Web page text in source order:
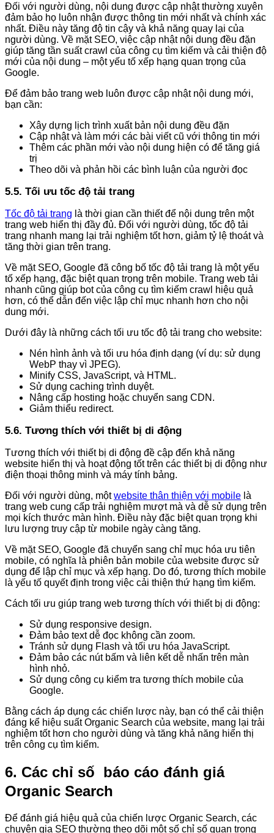
Đối với người dùng, nội dung được cập nhật thường xuyên
đảm bảo họ luôn nhận được thông tin mới nhất và chính xác
nhất. Điều này tăng độ tin cậy và khả năng quay lại của
người dùng. Về mặt SEO, việc cập nhật nội dung đều đặn
giúp tăng tần suất crawl của công cụ tìm kiếm và cải thiện độ
mới của nội dung – một yếu tố xếp hạng quan trọng của
Google.
Để đảm bảo trang web luôn được cập nhật nội dung mới,
bạn cần:
Xây dựng lịch trình xuất bản nội dung đều đặn
Cập nhật và làm mới các bài viết cũ với thông tin mới
Thêm các phần mới vào nội dung hiện có để tăng giá
trị
Theo dõi và phản hồi các bình luận của người đọc
5.5. Tối ưu tốc độ tải trang
Tốc độ tải trang là thời gian cần thiết để nội dung trên một
trang web hiển thị đầy đủ. Đối với người dùng, tốc độ tải
trang nhanh mang lại trải nghiệm tốt hơn, giảm tỷ lệ thoát và
tăng thời gian trên trang.
Về mặt SEO, Google đã công bố tốc độ tải trang là một yếu
tố xếp hạng, đặc biệt quan trọng trên mobile. Trang web tải
nhanh cũng giúp bot của công cụ tìm kiếm crawl hiệu quả
hơn, có thể dẫn đến việc lập chỉ mục nhanh hơn cho nội
dung mới.
Dưới đây là những cách tối ưu tốc độ tải trang cho website:
Nén hình ảnh và tối ưu hóa định dạng (ví dụ: sử dụng
WebP thay vì JPEG).
Minify CSS, JavaScript, và HTML.
Sử dụng caching trình duyệt.
Nâng cấp hosting hoặc chuyển sang CDN.
Giảm thiểu redirect.
5.6. Tương thích với thiết bị di động
Tương thích với thiết bị di động đề cập đến khả năng
website hiển thị và hoạt động tốt trên các thiết bị di động như
điện thoại thông minh và máy tính bảng.
Đối với người dùng, mộtwebsite thân thiện với mobile là
trang web cung cấp trải nghiệm mượt mà và dễ sử dụng trên
mọi kích thước màn hình. Điều này đặc biệt quan trọng khi
lưu lượng truy cập từ mobile ngày càng tăng.
Về mặt SEO, Google đã chuyển sang chỉ mục hóa ưu tiên
mobile, có nghĩa là phiên bản mobile của website được sử
dụng để lập chỉ mục và xếp hạng. Do đó, tương thích mobile
là yếu tố quyết định trong việc cải thiện thứ hạng tìm kiếm.
Cách tối ưu giúp trang web tương thích với thiết bị di động:
Sử dụng responsive design.
Đảm bảo text dễ đọc không cần zoom.
Tránh sử dụng Flash và tối ưu hóa JavaScript.
Đảm bảo các nút bấm và liên kết dễ nhấn trên màn
hình nhỏ.
Sử dụng công cụ kiểm tra tương thích mobile của
Google.
Bằng cách áp dụng các chiến lược này, bạn có thể cải thiện
đáng kể hiệu suất Organic Search của website, mang lại trải
nghiệm tốt hơn cho người dùng và tăng khả năng hiển thị
trên công cụ tìm kiếm.
6. Các chỉ số báo cáo đánh giá
Organic Search
Để đánh giá hiệu quả của chiến lược Organic Search, các
chuyên gia SEO thường theo dõi một số chỉ số quan trọng